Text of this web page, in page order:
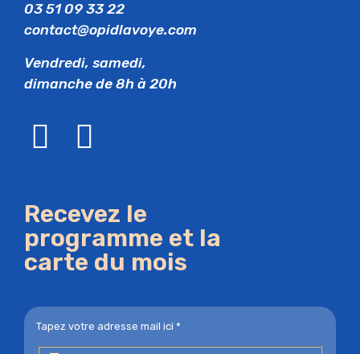
03 51 09 33 22
contact@opidlavoye.com
Vendredi, samedi,
dimanche de 8h à 20h
Recevez le
programme et la
carte du mois